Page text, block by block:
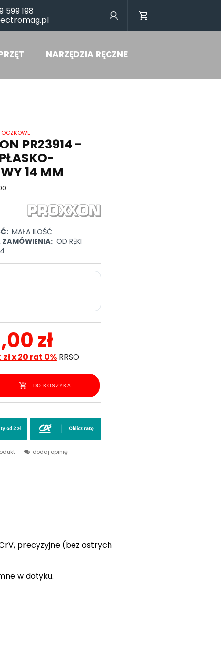
599 198
NARZĘDZIA RĘCZNE
OCZKOWE
PR23914 -
14 MM
MAŁA ILOŚĆ
ZAMÓWIENIA: OD RĘKI
zł
zł x 20 rat 0%RRSO
DO KOSZYKA
dodaj opinię
precyzyjne (bez ostrych
w dotyku.